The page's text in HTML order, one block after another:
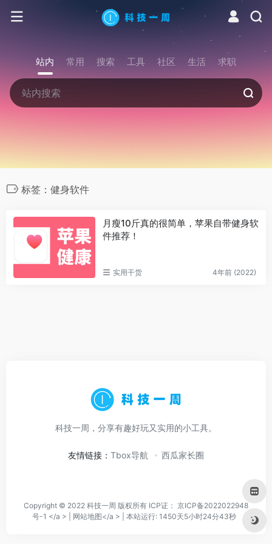
站内 常用 搜索 工具 社区 生活 求职
标签：健身软件
月瘦10斤真的很简单，苹果自带健身软
件推荐！
实用干货 4年前 (2022)
科技一周，分享有趣好玩又实用的小工具。
友情链接： Tbox导航 西瓜家长圈
Copyright © 2022 科技一周 版权所有 ICP证： 京ICP备2022022948
号-1 </a > | 网站地图</a > | 本站运行: 1450天5小时24分43秒